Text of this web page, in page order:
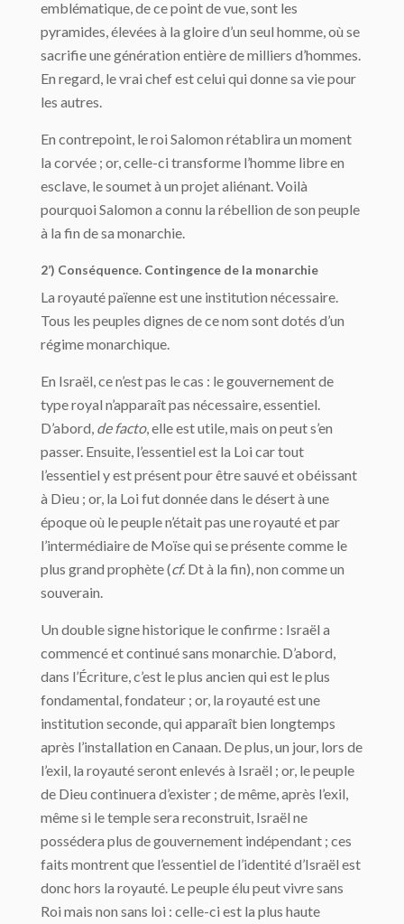
emblématique, de ce point de vue, sont les
pyramides, élevées à la gloire d’un seul homme, où se
sacrifie une génération entière de milliers d’hommes.
En regard, le vrai chef est celui qui donne sa vie pour
les autres.
En contrepoint, le roi Salomon rétablira un moment
la corvée ; or, celle-ci transforme l’homme libre en
esclave, le soumet à un projet aliénant. Voilà
pourquoi Salomon a connu la rébellion de son peuple
à la fin de sa monarchie.
2’) Conséquence. Contingence de la monarchie
La royauté païenne est une institution nécessaire.
Tous les peuples dignes de ce nom sont dotés d’un
régime monarchique.
En Israël, ce n’est pas le cas : le gouvernement de
type royal n’apparaît pas nécessaire, essentiel.
D’abord, de facto, elle est utile, mais on peut s’en
passer. Ensuite, l’essentiel est la Loi car tout
l’essentiel y est présent pour être sauvé et obéissant
à Dieu ; or, la Loi fut donnée dans le désert à une
époque où le peuple n’était pas une royauté et par
l’intermédiaire de Moïse qui se présente comme le
plus grand prophète (cf. Dt à la fin), non comme un
souverain.
Un double signe historique le confirme : Israël a
commencé et continué sans monarchie. D’abord,
dans l’Écriture, c’est le plus ancien qui est le plus
fondamental, fondateur ; or, la royauté est une
institution seconde, qui apparaît bien longtemps
après l’installation en Canaan. De plus, un jour, lors de
l’exil, la royauté seront enlevés à Israël ; or, le peuple
de Dieu continuera d’exister ; de même, après l’exil,
même si le temple sera reconstruit, Israël ne
possédera plus de gouvernement indépendant ; ces
faits montrent que l’essentiel de l’identité d’Israël est
donc hors la royauté. Le peuple élu peut vivre sans
Roi mais non sans loi : celle-ci est la plus haute